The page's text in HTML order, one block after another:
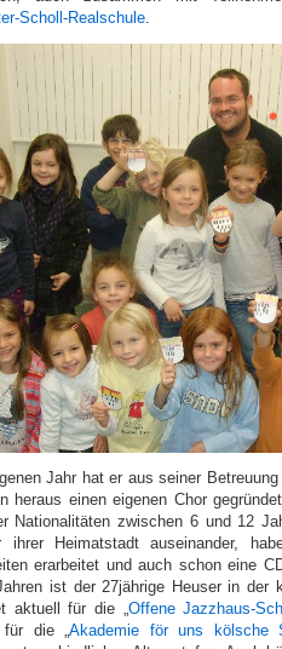
Scholl-Realschule.
Jahr hat er aus seiner
heraus einen eigenen Chor
Nationalitäten zwischen 6 und 12
ihrer Heimatstadt auseinander,
erarbeitet und auch schon eine
ist der 27jährige Heuser in der
aktuell für die „ Offene Jazzhaus-
die „ Akademie för uns kölsche